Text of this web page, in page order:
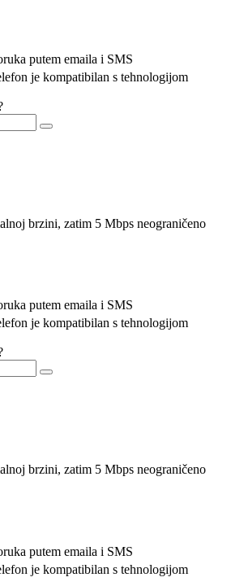
putem emaila i SMS
je kompatibilan s tehnologijom
brzini, zatim 5 Mbps neograničeno
putem emaila i SMS
je kompatibilan s tehnologijom
brzini, zatim 5 Mbps neograničeno
putem emaila i SMS
je kompatibilan s tehnologijom